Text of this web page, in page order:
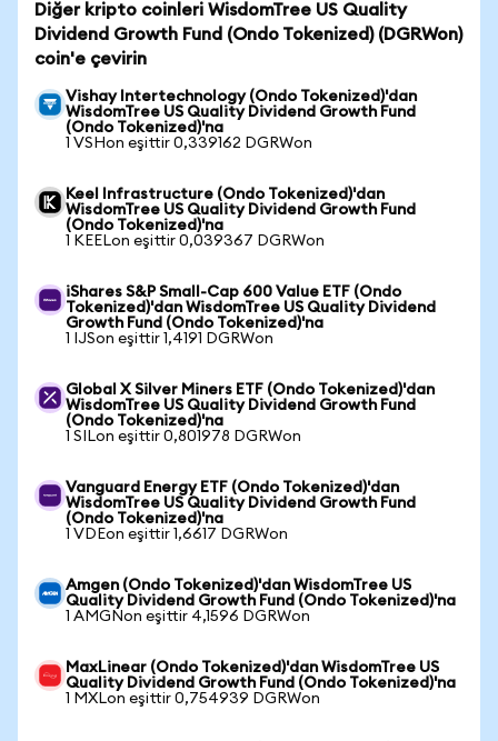
Diğer kripto coinleri WisdomTree US Quality
Dividend Growth Fund (Ondo Tokenized) (DGRWon)
coin'e çevirin
Vishay Intertechnology (Ondo Tokenized)'dan
WisdomTree US Quality Dividend Growth Fund
(Ondo Tokenized)'na
1 VSHon eşittir 0,339162 DGRWon
Keel Infrastructure (Ondo Tokenized)'dan
WisdomTree US Quality Dividend Growth Fund
(Ondo Tokenized)'na
1 KEELon eşittir 0,039367 DGRWon
iShares S&P Small-Cap 600 Value ETF (Ondo
Tokenized)'dan WisdomTree US Quality Dividend
Growth Fund (Ondo Tokenized)'na
1 IJSon eşittir 1,4191 DGRWon
Global X Silver Miners ETF (Ondo Tokenized)'dan
WisdomTree US Quality Dividend Growth Fund
(Ondo Tokenized)'na
1 SILon eşittir 0,801978 DGRWon
Vanguard Energy ETF (Ondo Tokenized)'dan
WisdomTree US Quality Dividend Growth Fund
(Ondo Tokenized)'na
1 VDEon eşittir 1,6617 DGRWon
Amgen (Ondo Tokenized)'dan WisdomTree US
Quality Dividend Growth Fund (Ondo Tokenized)'na
1 AMGNon eşittir 4,1596 DGRWon
MaxLinear (Ondo Tokenized)'dan WisdomTree US
Quality Dividend Growth Fund (Ondo Tokenized)'na
1 MXLon eşittir 0,754939 DGRWon